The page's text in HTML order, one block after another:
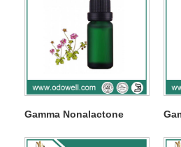
Gamma Nonalactone